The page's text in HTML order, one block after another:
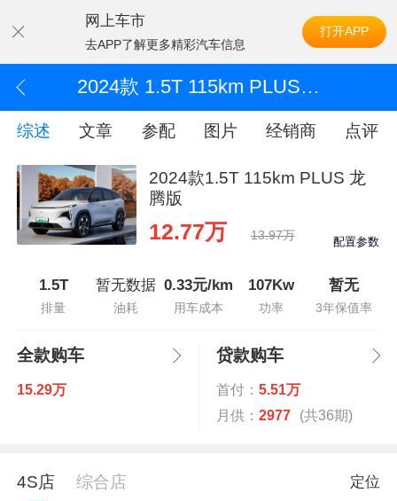
网上车市
去APP了解更多精彩汽车信息
打开APP
2024款 1.5T 115km PLUS 龙腾版
综述 文章 参配 图片 经销商 点评
2024款1.5T 115km PLUS 龙
腾版
12.77万 13.97万 配置参数
1.5T
排量
暂无数据
油耗
0.33元/km
用车成本
107Kw
功率
暂无
3年保值率
全款购车
15.29万
贷款购车
首付： 5.51万
月供： 2977 (共36期)
4S店 综合店 定位